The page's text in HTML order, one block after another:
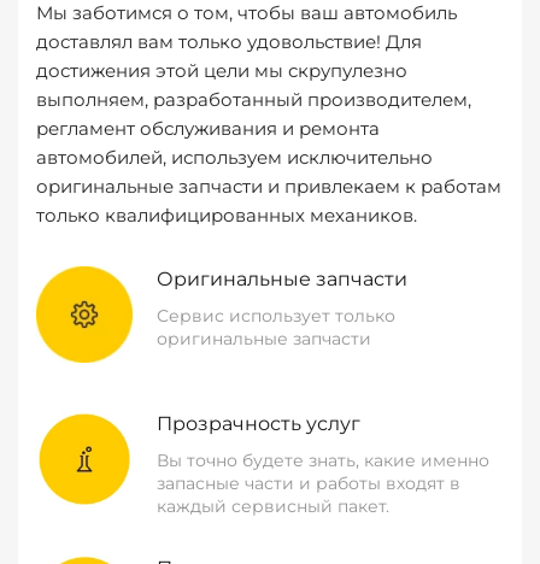
Мы заботимся о том, чтобы ваш автомобиль
доставлял вам только удовольствие! Для
достижения этой цели мы скрупулезно
выполняем, разработанный производителем,
регламент обслуживания и ремонта
автомобилей, используем исключительно
оригинальные запчасти и привлекаем к работам
только квалифицированных механиков.
Оригинальные запчасти
Сервис использует только
оригинальные запчасти
Прозрачность услуг
Вы точно будете знать, какие именно
запасные части и работы входят в
каждый сервисный пакет.